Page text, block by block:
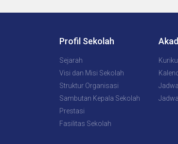
Profil Sekolah
Sejarah
Visi dan Misi Sekolah
Struktur Organisasi
Sambutan Kepala Sekolah
Prestasi
Fasilitas Sekolah